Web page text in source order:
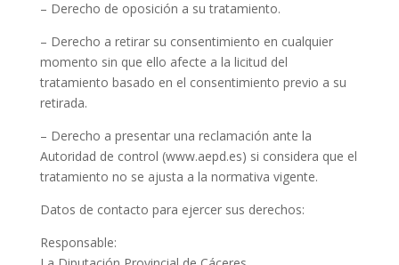
– Derecho de oposición a su tratamiento.
– Derecho a retirar su consentimiento en cualquier
momento sin que ello afecte a la licitud del
tratamiento basado en el consentimiento previo a su
retirada.
– Derecho a presentar una reclamación ante la
Autoridad de control (www.aepd.es) si considera que el
tratamiento no se ajusta a la normativa vigente.
Datos de contacto para ejercer sus derechos:
Responsable: